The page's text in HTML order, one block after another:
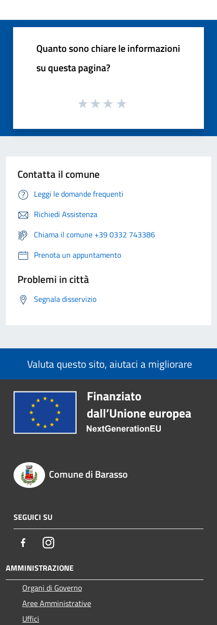
Quanto sono chiare le informazioni
su questa pagina?
Contatta il comune
Leggi le domande frequenti
Richiedi Assistenza
Chiama il comune +39 0332 743386
Prenota un appuntamento
Problemi in città
Segnala disservizio
Valuta questo sito, aiutaci a migliorare
Comune di Barasso
SEGUICI SU
FacebookInstagram
AMMINISTRAZIONE
Organi di Governo
Aree Amministrative
Uffici